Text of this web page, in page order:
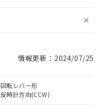
情報更新：2024/07/25
回転レバー形
反時計方向(CCW)